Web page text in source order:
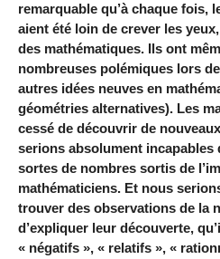
remarquable qu’à chaque fois,
aient été loin de crever les
des mathématiques. Ils ont
nombreuses polémiques lors
autres idées neuves en
géométries alternatives). Les
cessé de découvrir de
serions absolument incapables
sortes de nombres sortis de
mathématiciens. Et nous
trouver des observations de la
d’expliquer leur découverte,
« négatifs », « relatifs », «